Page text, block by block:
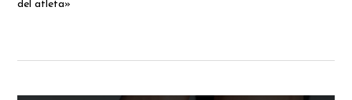
del atleta»